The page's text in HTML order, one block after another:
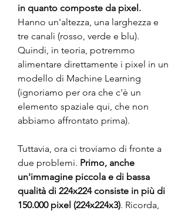
in quanto composte da pixel.
Hanno un'altezza, una larghezza e
tre canali (rosso, verde e blu).
Quindi, in teoria, potremmo
alimentare direttamente i pixel in un
modello di Machine Learning
(ignoriamo per ora che c'è un
elemento spaziale qui, che non
abbiamo affrontato prima).
Tuttavia, ora ci troviamo di fronte a
due problemi. Primo, anche
un'immagine piccola e di bassa
qualità di 224x224 consiste in più di
150.000 pixel (224x224x3). Ricorda,